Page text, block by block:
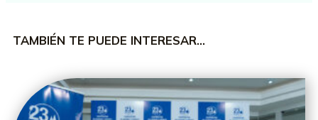
TAMBIÉN TE PUEDE INTERESAR…